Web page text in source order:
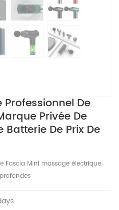
De
Privée De
Batterie De Prix De
Fascia Mini massage électrique